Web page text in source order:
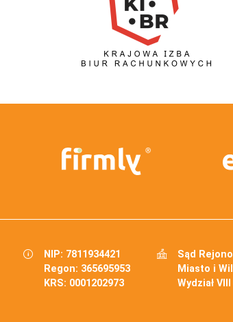
NIP: 7811934421
Regon: 365695953
KRS: 0001202973
Sąd
Miasto i
Wydział